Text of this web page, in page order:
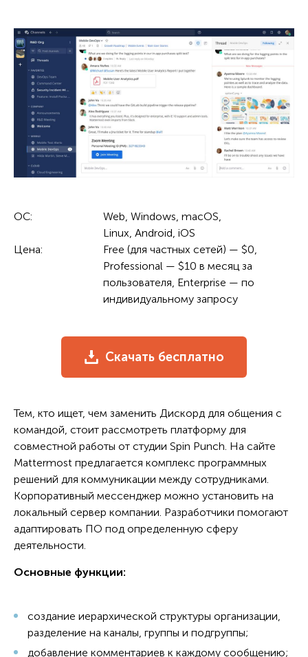
ОС:
Web, Windows, macOS,
Linux, Android, iOS
Цена:
Free (для частных сетей) — $0,
Professional — $10 в месяц за
пользователя, Enterprise — по
индивидуальному запросу
Скачать бесплатно
Тем, кто ищет, чем заменить Дискорд для общения с
командой, стоит рассмотреть платформу для
совместной работы от студии Spin Punch. На сайте
Mattermost предлагается комплекс программных
решений для коммуникации между сотрудниками.
Корпоративный мессенджер можно установить на
локальный сервер компании. Разработчики помогают
адаптировать ПО под определенную сферу
деятельности.
Основные функции:
создание иерархической структуры организации,
разделение на каналы, группы и подгруппы;
добавление комментариев к каждому сообщению;